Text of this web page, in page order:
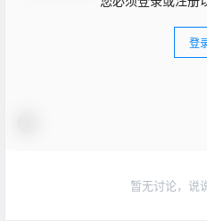
登
暂无讨论，说